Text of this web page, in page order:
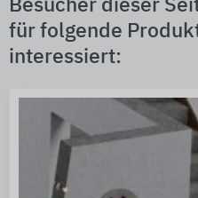
Besucher dieser
für folgende
interessiert: